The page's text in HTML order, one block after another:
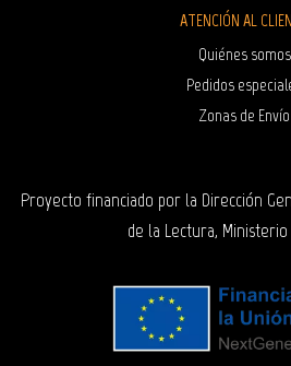
ATENCIÓN AL
Quiénes somos
Pedidos
Zonas de Envío
Proyecto financiado por la Dirección
de la Lectura,